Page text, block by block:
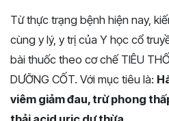
Từ thực trạng bệnh hiện nay,
cùng y lý, y trị của Y học cổ
bài thuốc theo cơ chế TIÊU
DƯỠNG CỐT. Với mục tiêu là:
viêm giảm đau, trừ phong